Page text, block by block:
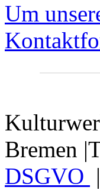
Um
Bremen
DSGVO |